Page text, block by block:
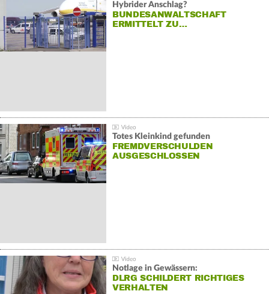
Hybrider Anschlag?
BUNDESANWALTSCHAFT
ERMITTELT ZU…
Totes Kleinkind gefunden
FREMDVERSCHULDEN
AUSGESCHLOSSEN
Notlage in Gewässern:
DLRG SCHILDERT RICHTIGES
VERHALTEN